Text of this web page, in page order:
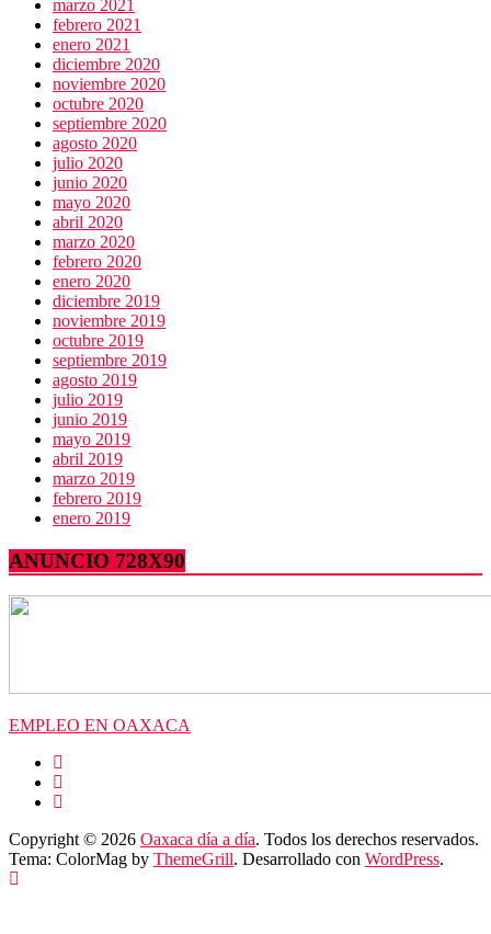
marzo 2021
febrero 2021
enero 2021
diciembre 2020
noviembre 2020
octubre 2020
septiembre 2020
agosto 2020
julio 2020
junio 2020
mayo 2020
abril 2020
marzo 2020
febrero 2020
enero 2020
diciembre 2019
noviembre 2019
octubre 2019
septiembre 2019
agosto 2019
julio 2019
junio 2019
mayo 2019
abril 2019
marzo 2019
febrero 2019
enero 2019
ANUNCIO 728X90
EMPLEO EN OAXACA
Copyright © 2026 Oaxaca día a día. Todos los derechos reservados.
Tema: ColorMag by ThemeGrill. Desarrollado con WordPress.